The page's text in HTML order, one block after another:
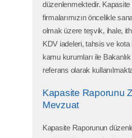
düzenlenmektedir. Kapasite
firmalarımızın öncelikle
olmak üzere teşvik, ihale,
KDV iadeleri, tahsis ve kota
kamu kurumları ile Bakanlık
referans olarak
Kapasite Raporunu
Mevzuat
Kapasite Raporunun